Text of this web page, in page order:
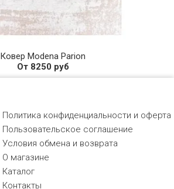
Ковер Modena Parion
От 8250 руб
Политика конфиденциальности и оферта
Пользовательское соглашение
Условия обмена и возврата
О магазине
Каталог
Контакты